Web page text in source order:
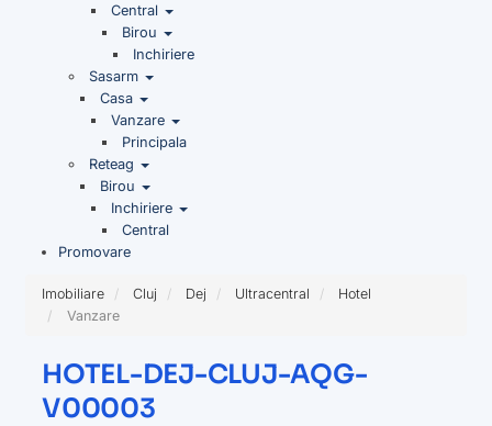
Central
Birou
Inchiriere
Sasarm
Casa
Vanzare
Principala
Reteag
Birou
Inchiriere
Central
Promovare
Imobiliare Cluj Dej Ultracentral
Hotel
Vanzare
HOTEL-DEJ-CLUJ-AQG-
V00003